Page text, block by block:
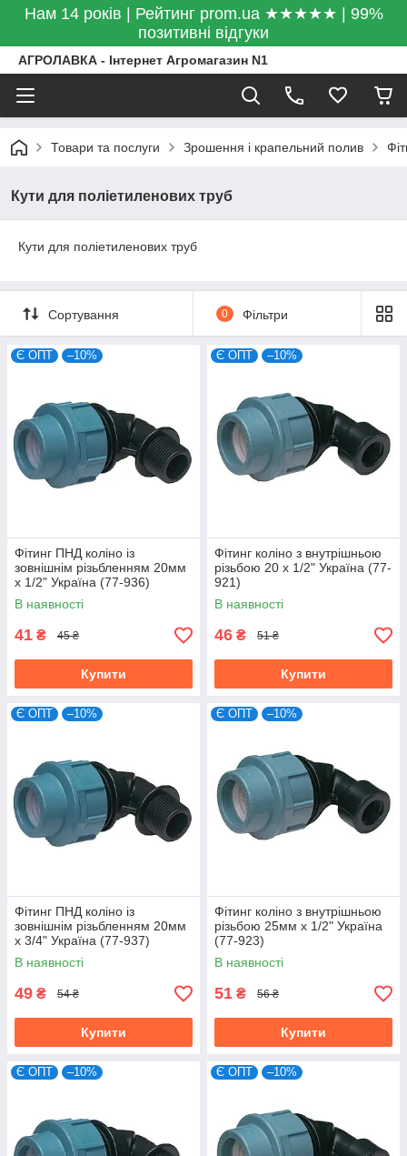
Нам 14 років | Рейтинг prom.ua ★★★★★ | 99%
позитивні відгуки
АГРОЛАВКА - Інтернет Агромагазин N1
Товари та послуги Зрошення і крапельний полив
Кути для поліетиленових труб
Кути для поліетиленових труб
Сортування 0 Фільтри
Є ОПТ –10%
Фітинг ПНД коліно із
зовнішнім різьбленням 20мм
х 1/2" Україна (77-936)
В наявності
41 ₴ 45 ₴
Купити
Є ОПТ –10%
Фітинг коліно з внутрішньою
різьбою 20 х 1/2" Україна (77-
921)
В наявності
46 ₴ 51 ₴
Купити
Є ОПТ –10%
Фітинг ПНД коліно із
зовнішнім різьбленням 20мм
х 3/4" Україна (77-937)
В наявності
49 ₴ 54 ₴
Купити
Є ОПТ –10%
Фітинг коліно з внутрішньою
різьбою 25мм х 1/2" Україна
(77-923)
В наявності
51 ₴ 56 ₴
Купити
Є ОПТ –10% Є ОПТ –10%